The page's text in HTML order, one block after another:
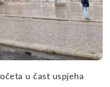
u čast uspjeha